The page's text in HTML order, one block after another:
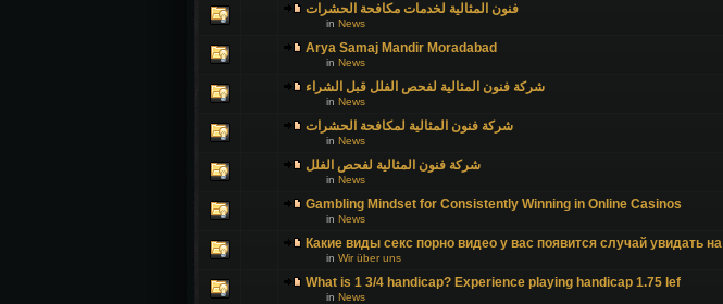
فنون المثالية لخدمات مكافحة الحشرات
in News
Arya Samaj Mandir Moradabad
in News
شركة فنون المثالية لفحص الفلل قبل الشراء
in News
شركة فنون المثالية لمكافحة الحشرات
in News
شركة فنون المثالية لفحص الفلل
in News
Gambling Mindset for Consistently Winning in Online Casinos
in News
Какие виды секс порно видео у вас появится случай увидать на
in Wir über uns
What is 1 3/4 handicap? Experience playing handicap 1.75 lef
in News